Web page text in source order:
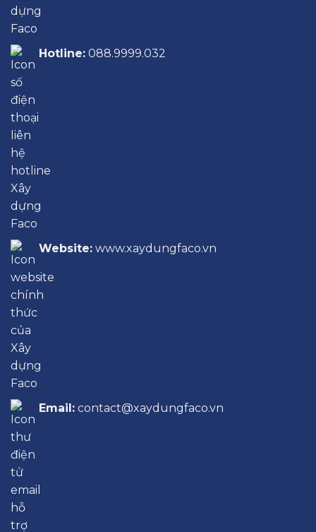
Hotline: 088.9999.032
Website: www.xaydungfaco.vn
Email: contact@xaydungfaco.vn